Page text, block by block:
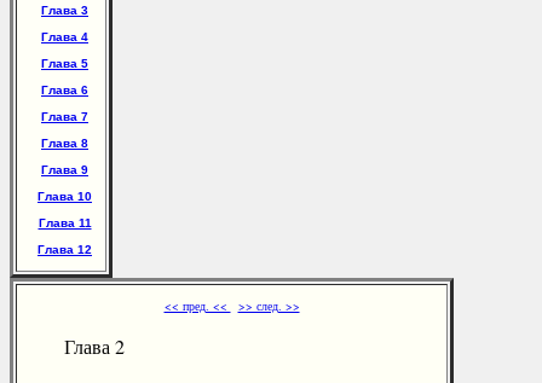
Глава 3
Глава 4
Глава 5
Глава 6
Глава 7
Глава 8
Глава 9
Глава 10
Глава 11
Глава 12
<< пред. << >> след. >>
Глава 2